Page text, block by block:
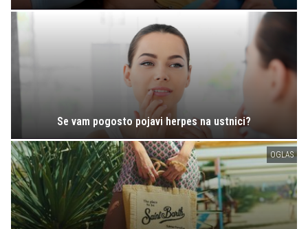
Se vam pogosto pojavi herpes na ustnici?
OGLAS